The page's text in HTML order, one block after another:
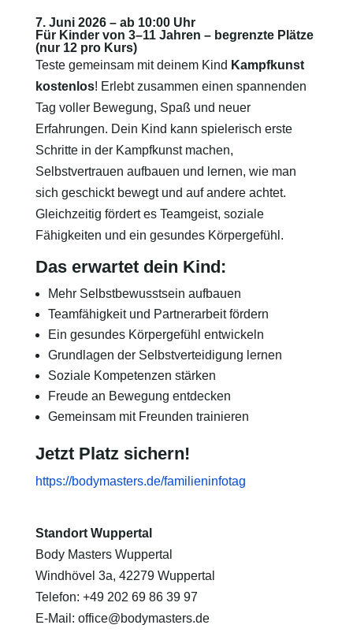
7. Juni 2026 – ab 10:00 Uhr
Für Kinder von 3–11 Jahren – begrenzte Plätze
(nur 12 pro Kurs)
Teste gemeinsam mit deinem Kind Kampfkunst
kostenlos! Erlebt zusammen einen spannenden
Tag voller Bewegung, Spaß und neuer
Erfahrungen. Dein Kind kann spielerisch erste
Schritte in der Kampfkunst machen,
Selbstvertrauen aufbauen und lernen, wie man
sich geschickt bewegt und auf andere achtet.
Gleichzeitig fördert es Teamgeist, soziale
Fähigkeiten und ein gesundes Körpergefühl.
Das erwartet dein Kind:
Mehr Selbstbewusstsein aufbauen
Teamfähigkeit und Partnerarbeit fördern
Ein gesundes Körpergefühl entwickeln
Grundlagen der Selbstverteidigung lernen
Soziale Kompetenzen stärken
Freude an Bewegung entdecken
Gemeinsam mit Freunden trainieren
Jetzt Platz sichern!
https://bodymasters.de/familieninfotag
Standort Wuppertal
Body Masters Wuppertal
Windhövel 3a, 42279 Wuppertal
Telefon: +49 202 69 86 39 97
E-Mail: office@bodymasters.de